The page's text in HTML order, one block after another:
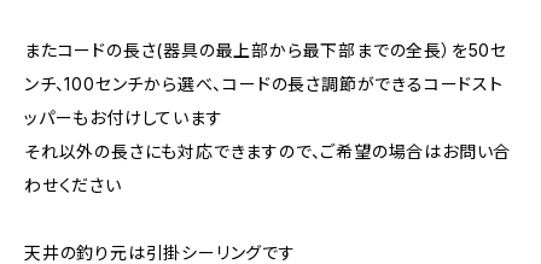
またコードの長さ(器具の最上部から最下部までの全長）を50セ
ンチ、100センチから選べ、コードの長さ調節ができるコードスト
ッパーもお付けしています
それ以外の長さにも対応できますので、ご希望の場合はお問い合
わせください
天井の釣り元は引掛シーリングです